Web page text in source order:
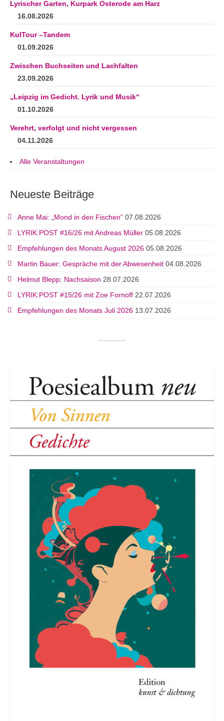
Lyrischer Garten, Kurpark Osterode am Harz
16.08.2026
KulTour –Tandem
01.09.2026
Zwischen Buchseiten und Lachfalten
23.09.2026
„Leipzig im Gedicht. Lyrik und Musik“
01.10.2026
Verehrt, verfolgt und nicht vergessen
04.11.2026
Alle Veranstaltungen
Neueste Beiträge
Anne Mai: „Mond in den Fischen“ 07.08.2026
LYRIK:POST #16/26 mit Andreas Müller 05.08.2026
Empfehlungen des Monats August 2026 05.08.2026
Martin Bauer: Gespräche mit der Abwesenheit 04.08.2026
Helmut Blepp: Nachsaison 28.07.2026
LYRIK:POST #15/26 mit Zoe Fornoff 22.07.2026
Empfehlungen des Monats Juli 2026 13.07.2026